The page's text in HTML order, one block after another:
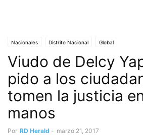
Nacionales Distrito Nacional Global
Viudo de Delcy
pido a los
tomen la justicia
manos
Por RD Herald - marzo 21, 2017